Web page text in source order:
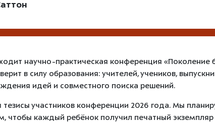
научно-практическая конференция «Поколение
в силу образования: учителей, учеников,
идей и совместного поиска решений.
тезисы участников конференции 2026 года. Мы
чтобы каждый ребёнок получил печатный